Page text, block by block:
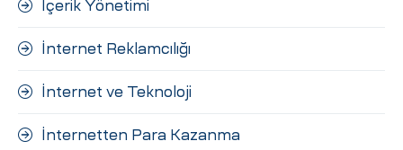
İçerik Yönetimi
İnternet Reklamcılığı
İnternet ve Teknoloji
İnternetten Para Kazanma